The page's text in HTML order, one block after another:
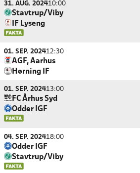
31. AUG. 202410:00
Stavtrup/Viby
IF Lyseng
01. SEP. 202412:30
AGF, Aarhus
Hørning IF
01. SEP. 202413:00
FC Århus Syd
Odder IGF
04. SEP. 202418:00
Odder IGF
Stavtrup/Viby